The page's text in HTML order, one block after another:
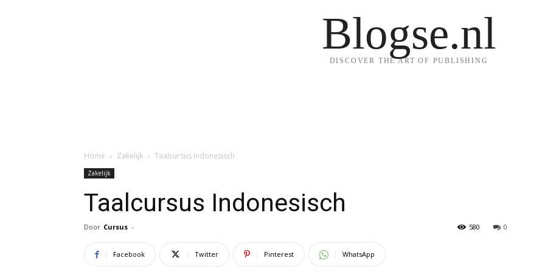
Blogse.nl
DISCOVER THE ART OF PUBLISHING
Home Zakelijk Taalcursus Indonesisch
Zakelijk
Taalcursus Indonesisch
Door Cursus - 0
580
Facebook Twitter Pinterest WhatsApp